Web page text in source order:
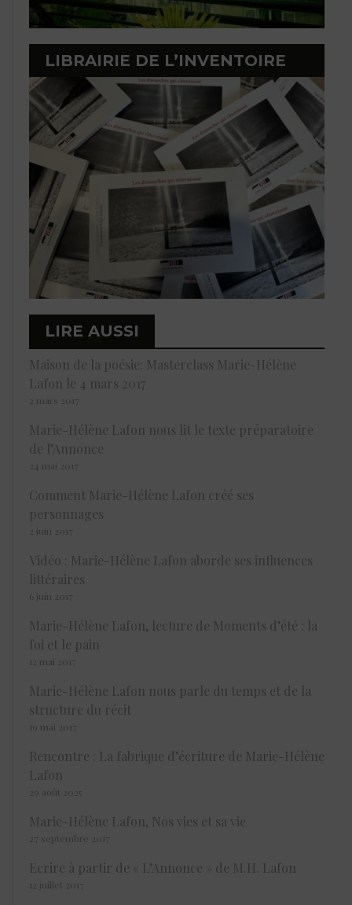
LIBRAIRIE DE L’INVENTOIRE
LIRE AUSSI
Maison de la poésie: Masterclass Marie-Hélène
Lafon le 4 mars 2017
2 mars 2017
Marie-Hélène Lafon nous lit le texte préparatoire
de l’Annonce
24 mai 2017
Comment Marie-Hélène Lafon créé ses
personnages
2 juin 2017
Vidéo : Marie-Hélène Lafon aborde ses influences
littéraires
6 juin 2017
Marie-Hélène Lafon, lecture de Moments d’été : la
foi et le pain
12 mai 2017
Marie-Hélène Lafon nous parle du temps et de la
structure du récit
19 mai 2017
Rencontre : La fabrique d’écriture de Marie-Hélène
Lafon
29 août 2025
Marie-Hélène Lafon, Nos vies et sa vie
27 septembre 2017
Ecrire à partir de « L’Annonce » de M.H. Lafon
12 juillet 2017